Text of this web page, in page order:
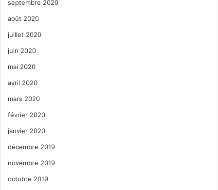
septembre 2020
août 2020
juillet 2020
juin 2020
mai 2020
avril 2020
mars 2020
février 2020
janvier 2020
décembre 2019
novembre 2019
octobre 2019